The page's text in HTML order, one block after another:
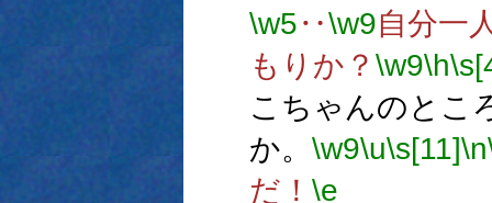
\w5‥\w9自分一
もりか？ \w9\h
こちゃんのとこ
か。 \w9\u\s[11]\n
だ！ \e